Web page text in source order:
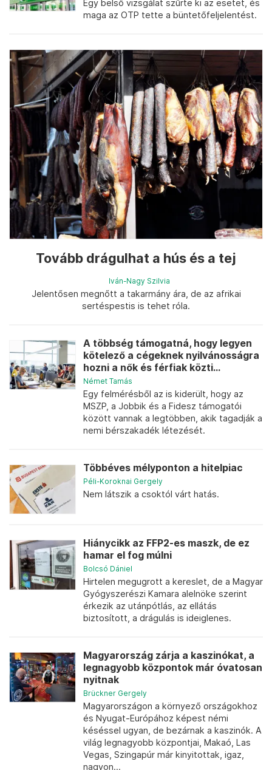
Egy belső vizsgálat szűrte ki az esetet, és
maga az OTP tette a büntetőfeljelentést.
Tovább drágulhat a hús és a tej
Iván-Nagy Szilvia
Jelentősen megnőtt a takarmány ára, de az afrikai
sertéspestis is tehet róla.
A többség támogatná, hogy legyen
kötelező a cégeknek nyilvánosságra
hozni a nők és férfiak közti...
Német Tamás
Egy felmérésből az is kiderült, hogy az
MSZP, a Jobbik és a Fidesz támogatói
között vannak a legtöbben, akik tagadják a
nemi bérszakadék létezését.
Többéves mélyponton a hitelpiac
Péli-Koroknai Gergely
Nem látszik a csoktól várt hatás.
Hiánycikk az FFP2-es maszk, de ez
hamar el fog múlni
Bolcsó Dániel
Hirtelen megugrott a kereslet, de a Magyar
Gyógyszerészi Kamara alelnöke szerint
érkezik az utánpótlás, az ellátás
biztosított, a drágulás is ideiglenes.
Magyarország zárja a kaszinókat, a
legnagyobb központok már óvatosan
nyitnak
Brückner Gergely
Magyarországon a környező országokhoz
és Nyugat-Európához képest némi
késéssel ugyan, de bezárnak a kaszinók. A
világ legnagyobb központjai, Makaó, Las
Vegas, Szingapúr már kinyitottak, igaz,
nagyon...